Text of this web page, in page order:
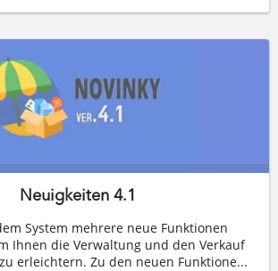
Neuigkeiten 4.1
System mehrere neue Funktionen
Ihnen die Verwaltung und den Verkauf
erleichtern. Zu den neuen Funktione...